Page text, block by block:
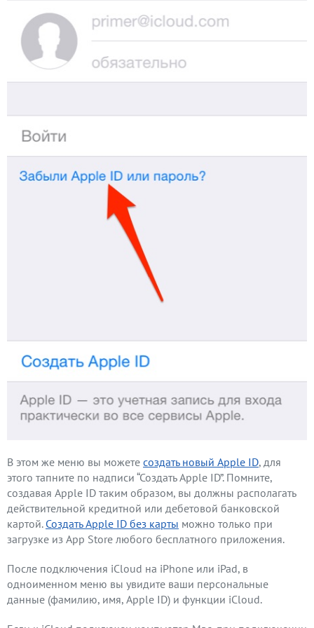
В этом же меню вы можете создать новый Apple ID, для
этого тапните по надписи “Создать Apple ID”. Помните,
создавая Apple ID таким образом, вы должны располагать
действительной кредитной или дебетовой банковской
картой. Создать Apple ID без карты можно только при
загрузке из App Store любого бесплатного приложения.
После подключения iCloud на iPhone или iPad, в
одноименном меню вы увидите ваши персональные
данные (фамилию, имя, Apple ID) и функции iCloud.